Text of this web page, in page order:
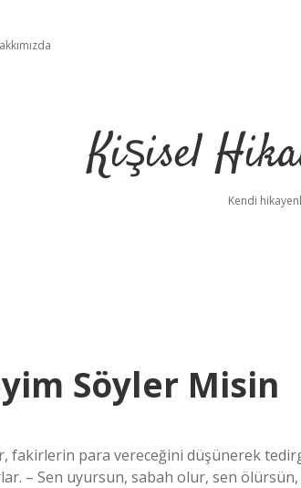
Kişisel
Kendi
Söyler Misin
fakirlerin para vereceğini düşünerek
– Sen uyursun, sabah olur, sen